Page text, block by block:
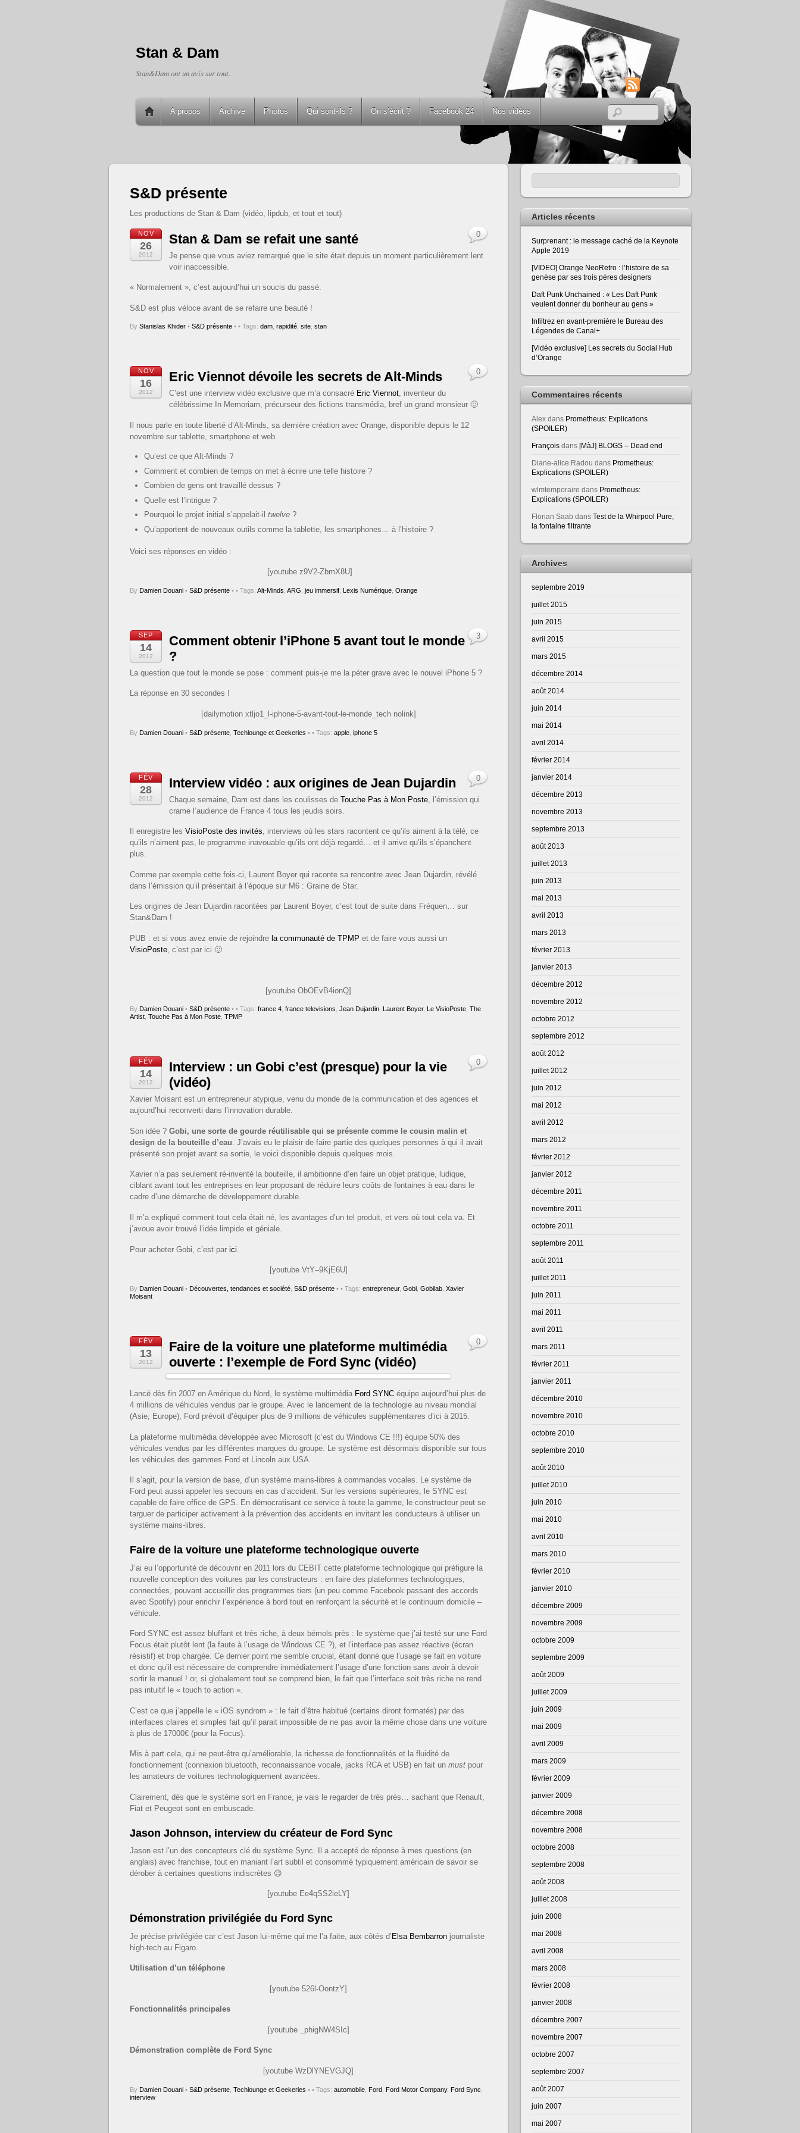
Stan & Dam
Stan&Dam ont un avis sur tout.
RSS
A propos Archive Photos Qui sont-ils ? On s’écrit ? Facebook 24 Nos vidéos
S&D présente
Les productions de Stan & Dam (vidéo, lipdub, et tout et tout)
NOV
26
2012
Stan & Dam se refait une santé
Je pense que vous aviez remarqué que le site était depuis un moment particulièrement lent
voir inaccessible.
« Normalement », c’est aujourd’hui un soucis du passé.
S&D est plus véloce avant de se refaire une beauté !
By Stanislas Khider • S&D présente •
0
• Tags: dam rapidité site stan
NOV
16
2012
Eric Viennot dévoile les secrets de Alt-Minds
C’est une interview vidéo exclusive que m’a consacré Eric Viennot, inventeur du
célébrissime In Memoriam, précurseur des fictions transmédia, bref un grand monsieur 🙂
Il nous parle en toute liberté d’Alt-Minds, sa dernière création avec Orange, disponible depuis le 12
novembre sur tablette, smartphone et web.
Qu’est ce que Alt-Minds ?
Comment et combien de temps on met à écrire une telle histoire ?
Combien de gens ont travaillé dessus ?
Quelle est l’intrigue ?
Pourquoi le projet initial s’appelait-il twelve ?
Qu’apportent de nouveaux outils comme la tablette, les smartphones… à l’histoire ?
Voici ses réponses en vidéo :
[youtube z9V2-ZbmX8U]
By Damien Douani • S&D présente •
0
• Tags: Alt-Minds ARG jeu immersif Lexis Numérique Orange
SEP
14
2012
Comment obtenir l’iPhone 5 avant tout le monde
?
La question que tout le monde se pose : comment puis-je me la péter grave avec le nouvel iPhone 5 ?
La réponse en 30 secondes !
[dailymotion xtljo1_l-iphone-5-avant-tout-le-monde_tech nolink]
By Damien Douani • S&D présente Techlounge et Geekeries •
3
• Tags: apple iphone 5
FÉV
28
2012
Interview vidéo : aux origines de Jean Dujardin
Chaque semaine, Dam est dans les coulisses de Touche Pas à Mon Poste , l’émission qui
crame l’audience de France 4 tous les jeudis soirs.
Il enregistre les VisioPoste des invités, interviews où les stars racontent ce qu’ils aiment à la télé, ce
qu’ils n’aiment pas, le programme inavouable qu’ils ont déjà regardé… et il arrive qu’ils s’épanchent
plus.
Comme par exemple cette fois-ci, Laurent Boyer qui raconte sa rencontre avec Jean Dujardin, révélé
dans l’émission qu’il présentait à l’époque sur M6 : Graine de Star.
Les origines de Jean Dujardin racontées par Laurent Boyer, c’est tout de suite dans Fréquen… sur
Stan&Dam !
PUB : et si vous avez envie de rejoindre la communauté de TPMP et de faire vous aussi un
VisioPoste , c’est par ici 🙂
[youtube ObOEvB4ionQ]
By Damien Douani • S&D présente •
0
• Tags: france 4 france televisions Jean Dujardin Laurent Boyer, Le VisioPoste The
Artist Touche Pas à Mon Poste TPMP
FÉV
14
2012
Interview : un Gobi c’est (presque) pour la vie
(vidéo)
Xavier Moisant est un entrepreneur atypique, venu du monde de la communication et des agences et
aujourd’hui reconverti dans l’innovation durable.
Son idée ? Gobi, une sorte de gourde réutilisable qui se présente comme le cousin malin et
design de la bouteille d’eau . J’avais eu le plaisir de faire partie des quelques personnes à qui il avait
présenté son projet avant sa sortie, le voici disponible depuis quelques mois.
Xavier n’a pas seulement ré-inventé la bouteille, il ambitionne d’en faire un objet pratique, ludique,
ciblant avant tout les entreprises en leur proposant de réduire leurs coûts de fontaines à eau dans le
cadre d’une démarche de développement durable.
Il m’a expliqué comment tout cela était né, les avantages d’un tel produit, et vers où tout cela va. Et
j’avoue avoir trouvé l’idée limpide et géniale.
Pour acheter Gobi, c’est par ici
[youtube VtY–9KjE6U]
By Damien Douani • Découvertes, tendances et société S&D présente •
0
• Tags: entrepreneur, Gobi Gobilab Xavier
Moisant
FÉV
13
2012
Faire de la voiture une plateforme multimédia
ouverte : l’exemple de Ford Sync (vidéo)
Lancé dès fin 2007 en Amérique du Nord, le système multimédia Ford SYNC équipe aujourd’hui plus de
4 millions de véhicules vendus par le groupe. Avec le lancement de la technologie au niveau mondial
(Asie, Europe), Ford prévoit d’équiper plus de 9 millions de véhicules supplémentaires d’ici à 2015.
La plateforme multimédia développée avec Microsoft (c’est du Windows CE !!!) équipe 50% des
véhicules vendus par les différentes marques du groupe. Le système est désormais disponible sur tous
les véhicules des gammes Ford et Lincoln aux USA.
Il s’agit, pour la version de base, d’un système mains-libres à commandes vocales. Le système de
Ford peut aussi appeler les secours en cas d’accident. Sur les versions supérieures, le SYNC est
capable de faire office de GPS. En démocratisant ce service à toute la gamme, le constructeur peut se
targuer de participer activement à la prévention des accidents en invitant les conducteurs à utiliser un
système mains-libres.
Faire de la voiture une plateforme technologique ouverte
J’ai eu l’opportunité de découvrir en 2011 lors du CEBIT cette plateforme technologique qui préfigure la
nouvelle conception des voitures par les constructeurs : en faire des plateformes technologiques,
connectées, pouvant accueillir des programmes tiers (un peu comme Facebook passant des accords
avec Spotify) pour enrichir l’expérience à bord tout en renforçant la sécurité et le continuum domicile –
véhicule.
Ford SYNC est assez bluffant et très riche, à deux bémols près : le système que j’ai testé sur une Ford
Focus était plutôt lent (la faute à l’usage de Windows CE ?), et l’interface pas assez réactive (écran
résistif) et trop chargée. Ce dernier point me semble crucial, étant donné que l’usage se fait en voiture
et donc qu’il est nécessaire de comprendre immédiatement l’usage d’une fonction sans avoir à devoir
sortir le manuel ! or, si globalement tout se comprend bien, le fait que l’interface soit très riche ne rend
pas intuitif le « touch to action ».
C’est ce que j’appelle le « iOS syndrom » : le fait d’être habitué (certains diront formatés) par des
interfaces claires et simples fait qu’il parait impossible de ne pas avoir la même chose dans une voiture
à plus de 17000€ (pour la Focus).
Mis à part cela, qui ne peut-être qu’améliorable, la richesse de fonctionnalités et la fluidité de
fonctionnement (connexion bluetooth, reconnaissance vocale, jacks RCA et USB) en fait un must pour
les amateurs de voitures technologiquement avancées.
Clairement, dès que le système sort en France, je vais le regarder de très près… sachant que Renault,
Fiat et Peugeot sont en embuscade.
Jason Johnson, interview du créateur de Ford Sync
Jason est l’un des concepteurs clé du système Sync. Il a accepté de réponse à mes questions (en
anglais) avec franchise, tout en maniant l’art subtil et consommé typiquement américain de savoir se
dérober à certaines questions indiscrètes 😉
[youtube Ee4qSS2ieLY]
Démonstration privilégiée du Ford Sync
Je précise privilégiée car c’est Jason lui-même qui me l’a faite, aux côtés d’Elsa Bembarron journaliste
high-tech au Figaro.
Utilisation d’un téléphone
[youtube 526l-OontzY]
Fonctionnalités principales
[youtube _phigNW4SIc]
Démonstration complète de Ford Sync
[youtube WzDlYNEVGJQ]
By Damien Douani • S&D présente Techlounge et Geekeries •
0
• Tags: automobile Ford Ford Motor Company, Ford Sync
interview
Articles récents
Surprenant : le message caché de la Keynote
Apple 2019
[VIDEO] Orange NeoRetro : l’histoire de sa
genèse par ses trois pères designers
Daft Punk Unchained : « Les Daft Punk
veulent donner du bonheur au gens »
Infiltrez en avant-première le Bureau des
Légendes de Canal+
[Vidéo exclusive] Les secrets du Social Hub
d’Orange
Commentaires récents
Alex dans Prometheus: Explications
(SPOILER)
François dans [MàJ] BLOGS – Dead end
Diane-alice Radou dans Prometheus:
Explications (SPOILER)
wlmtemporaire dans Prometheus:
Explications (SPOILER)
Florian Saab dans Test de la Whirpool Pure,
la fontaine filtrante
Archives
septembre 2019
juillet 2015
juin 2015
avril 2015
mars 2015
décembre 2014
août 2014
juin 2014
mai 2014
avril 2014
février 2014
janvier 2014
décembre 2013
novembre 2013
septembre 2013
août 2013
juillet 2013
juin 2013
mai 2013
avril 2013
mars 2013
février 2013
janvier 2013
décembre 2012
novembre 2012
octobre 2012
septembre 2012
août 2012
juillet 2012
juin 2012
mai 2012
avril 2012
mars 2012
février 2012
janvier 2012
décembre 2011
novembre 2011
octobre 2011
septembre 2011
août 2011
juillet 2011
juin 2011
mai 2011
avril 2011
mars 2011
février 2011
janvier 2011
décembre 2010
novembre 2010
octobre 2010
septembre 2010
août 2010
juillet 2010
juin 2010
mai 2010
avril 2010
mars 2010
février 2010
janvier 2010
décembre 2009
novembre 2009
octobre 2009
septembre 2009
août 2009
juillet 2009
juin 2009
mai 2009
avril 2009
mars 2009
février 2009
janvier 2009
décembre 2008
novembre 2008
octobre 2008
septembre 2008
août 2008
juillet 2008
juin 2008
mai 2008
avril 2008
mars 2008
février 2008
janvier 2008
décembre 2007
novembre 2007
octobre 2007
septembre 2007
août 2007
juin 2007
mai 2007